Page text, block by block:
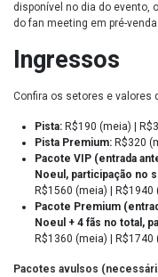
disponível no dia do evento,
do fan meeting em pré-
Ingressos
Confira os setores e valores
Pista: R$190 (meia) |
Pista Premium: R$320
Pacote VIP (entrada
Noeul, participação no
R$1560 (meia) | R$1940
Pacote Premium
Noeul + 4 fãs no total,
R$1360 (meia) | R$1740
Pacotes avulsos